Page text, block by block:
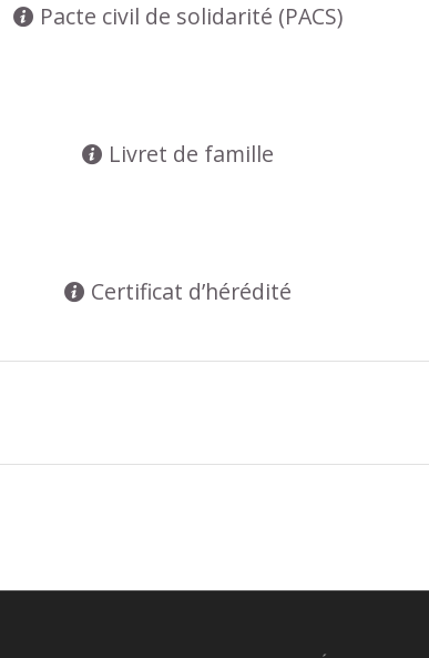
Pacte civil de solidarité (PACS)
Livret de famille
Certificat d’hérédité